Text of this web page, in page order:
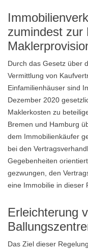
zumindest zur
Durch das Gesetz über
Vermittlung von
Einfamilienhäuser sind
Dezember 2020
Maklerkosten zu
Bremen und Hamburg
dem Immobilienkäufer
bei den
Gegebenheiten
gezwungen, den
eine Immobilie in dieser
Erleichterung
Das Ziel dieser